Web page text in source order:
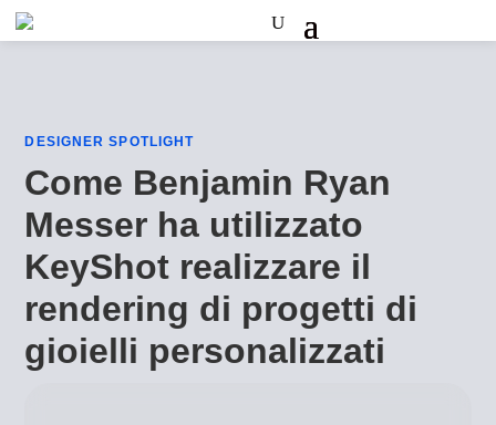
DESIGNER SPOTLIGHT
Come Benjamin Ryan
Messer ha utilizzato
KeyShot realizzare il
rendering di progetti di
gioielli personalizzati